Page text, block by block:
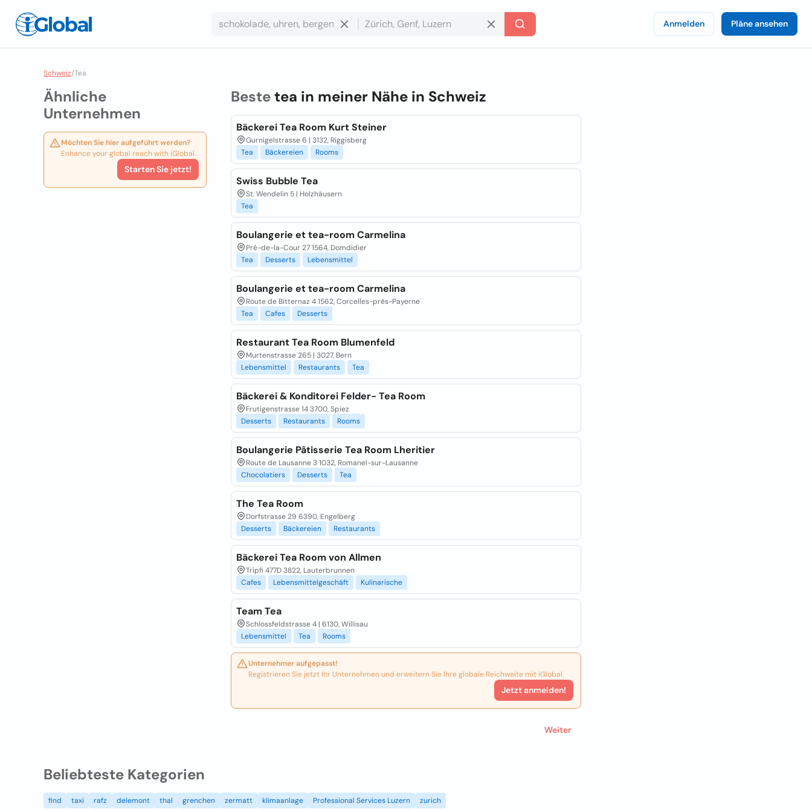
Anmelden Pläne ansehen
Schweiz/Tea
Ähnliche
Unternehmen
Möchten Sie hier aufgeführt werden?
Enhance your global reach with iGlobal.
Starten Sie jetzt!
Bestetea in meiner Nähe in Schweiz
Bäckerei Tea Room Kurt Steiner
Gurnigelstrasse 6 | 3132, Riggisberg
Tea
Bäckereien Rooms
Swiss Bubble Tea
St. Wendelin 5 | Holzhäusern
Tea
Boulangerie et tea-room Carmelina
Pré-de-la-Cour 27 1564, Domdidier
Tea
Desserts Lebensmittel
Boulangerie et tea-room Carmelina
Route de Bitternaz 4 1562, Corcelles-près-Payerne
Tea
Cafes Desserts
Restaurant Tea Room Blumenfeld
Murtenstrasse 265 | 3027, Bern
Lebensmittel
Restaurants Tea
Bäckerei & Konditorei Felder- Tea Room
Frutigenstrasse 14 3700, Spiez
Desserts
Restaurants Rooms
Boulangerie Pâtisserie Tea Room Lheritier
Route de Lausanne 3 1032, Romanel-sur-Lausanne
Chocolatiers
Desserts Tea
The Tea Room
Dorfstrasse 29 6390, Engelberg
Desserts
Bäckereien Restaurants
Bäckerei Tea Room von Allmen
Tripfi 477D 3822, Lauterbrunnen
Cafes
Lebensmittelgeschäft Kulinarische
Team Tea
Schlossfeldstrasse 4 | 6130, Willisau
Lebensmittel
Tea Rooms
Unternehmer aufgepasst!
Registrieren Sie jetzt Ihr Unternehmen und erweitern Sie Ihre globale Reichweite mit iGlobal.
Jetzt anmelden!
Weiter
Beliebteste Kategorien
find taxi rafz delemont thal grenchen zermatt klimaanlage Professional Services Luzern zurich